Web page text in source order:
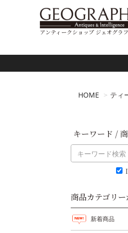
アンティークショップ ジェオグラ
HOME ティ
キーワード /
商品カテゴリ
新着商品